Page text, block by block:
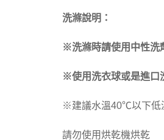
洗滌說明：
※洗滌時請使用中性洗
※使用洗衣球或是進口
※建議水溫40℃以下低
請勿使用烘乾機烘乾